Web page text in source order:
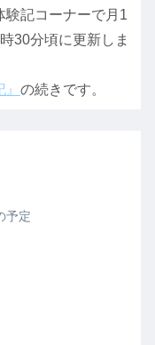
験記コーナーで月1
30分頃に更新しま
の続きです。
予定